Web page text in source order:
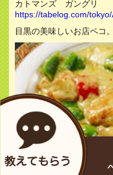
カトマンズ ガングリ
https://tabelog.com/
目黒の美味しいお店ペコ